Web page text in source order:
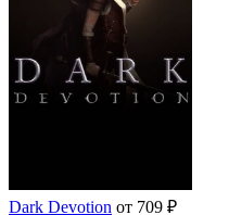
Dark Devotion от 709 ₽